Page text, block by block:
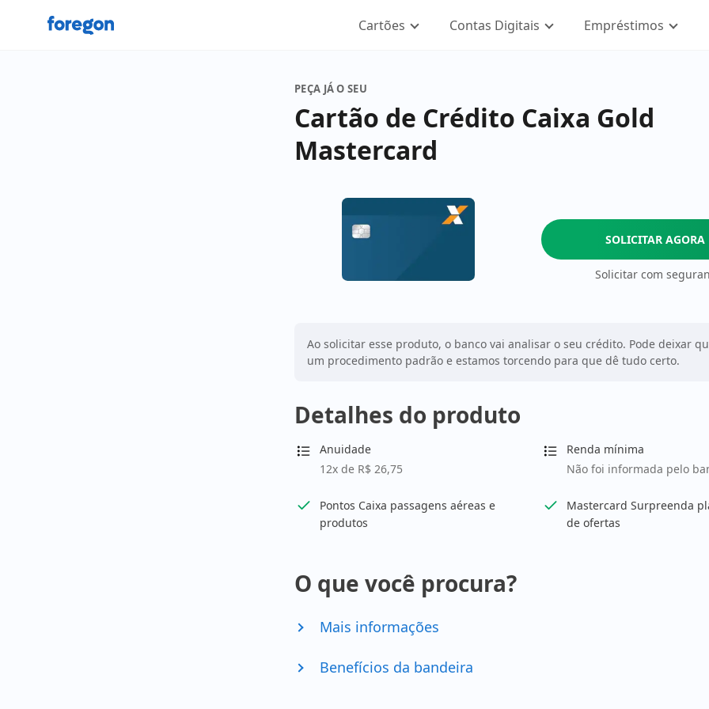
Foregon.com Cartões Contas Digitais Empréstimos
PEÇA JÁ O SEU
Cartão de Crédito Caixa Gold
Mastercard
SOLICITAR AGORA
Solicitar com
Ao solicitar esse produto, o banco vai analisar o seu crédito. Pode deixar
um procedimento padrão e estamos torcendo para que dê tudo certo.
Detalhes do produto
Anuidade
12x de R$ 26,75
Renda mínima
Não foi informada pelo
Pontos Caixa passagens aéreas e
produtos
Mastercard Surpreenda
de ofertas
O que você procura?
Mais informações
Benefícios da bandeira